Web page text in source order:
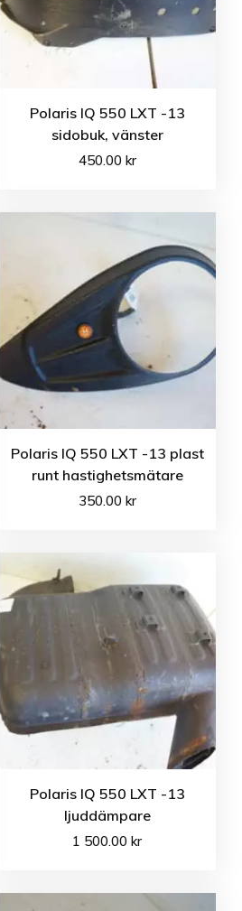
Polaris IQ 550 LXT -13
sidobuk, vänster
450.00 kr
Polaris IQ 550 LXT -13 plast
runt hastighetsmätare
350.00 kr
Polaris IQ 550 LXT -13
ljuddämpare
1 500.00kr